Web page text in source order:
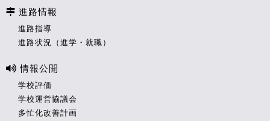
進路情報
進路指導
進路状況（進学・就職）
情報公開
学校評価
学校運営協議会
多忙化改善計画